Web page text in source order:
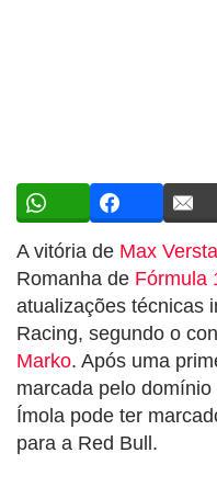
A vitória de Max
Romanha de Fórmula
atualizações técnicas
Racing, segundo o
Marko. Após uma
marcada pelo
Ímola pode ter
para a Red Bull.